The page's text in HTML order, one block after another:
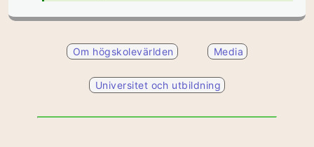
Om högskolevärlden Media
Universitet och utbildning